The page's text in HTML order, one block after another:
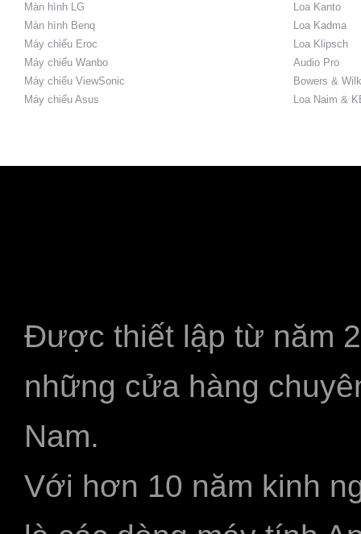
Màn hình LG
Màn hình Benq
Máy chiếu Eroc
Máy chiếu Wanbo
Máy chiếu ViewSonic
Máy chiếu Asus
Loa Kanto
Loa Kadma
Loa Klipsch
Audio Pro
Bowers &
Loa Naim &
Được thiết lập từ năm
những cửa hàng
Nam.
Với hơn 10 năm kinh